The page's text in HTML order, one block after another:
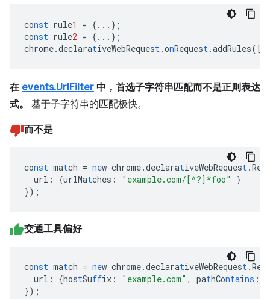
const rule1 = { ... } ;
const rule2 = { ... } ;
chrome.declarativeWebRequest.onRequest.addRules( [
在 events.UrlFilter 中，首选子字符串匹配而不是正则表达
式。
基于子字符串的匹配极快。
而不是
const match = new chrome.declarativeWebRequest
url : {urlMatches : "example.com/[^?]*foo"
}
});
交通工具偏好
const match = new chrome.declarativeWebRequest
url : {hostSuffix : "example.com" , pathContains :
});